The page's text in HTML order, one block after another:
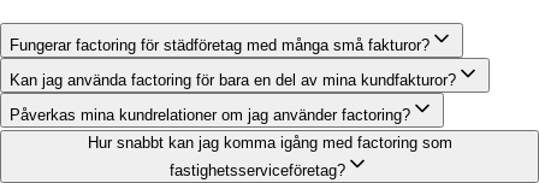
Fungerar factoring för städföretag med många små fakturor?
Kan jag använda factoring för bara en del av mina kundfakturor?
Påverkas mina kundrelationer om jag använder factoring?
Hur snabbt kan jag komma igång med factoring som
fastighetsserviceföretag?